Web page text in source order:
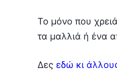
Το μόνο που
τα μαλλιά ή ένα
Δες εδώ κι